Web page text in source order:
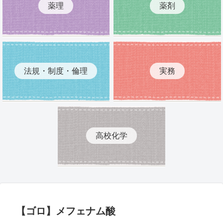
薬理 薬剤
法規・制度・倫理 実務
高校化学
【ゴロ】メフェナム酸